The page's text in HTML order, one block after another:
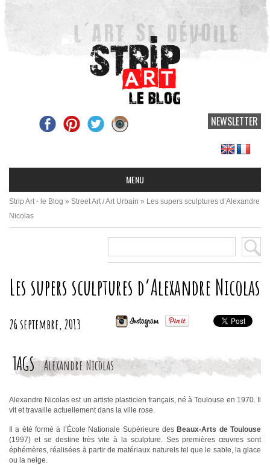
NEWSLETTER
Strip Art - le Blog » Street Art / Art Urbain » Les supers sculptures d’Alexandre
Nicolas
Les supers sculptures d’Alexandre Nicolas
26 septembre, 2013
TAGS Alexandre Nicolas
Alexandre Nicolas est un artiste plasticien français, né à Toulouse en 1970. Il
vit et travaille actuellement dans la ville rose.
Il a été formé à l’École Nationale Supérieure desBeaux-Arts de Toulouse
(1997) et se destine très vite à la sculpture. Ses premières œuvres sont
éphémères, réalisées à partir de matériaux naturels tel que le sable, la glace
ou la neige.